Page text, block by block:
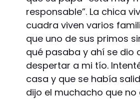
responsable”. La chica
cuadra viven varios
que uno de sus primos
qué pasaba y ahí se dio
despertar a mi tío.
casa y que se había
dijo el muchacho que